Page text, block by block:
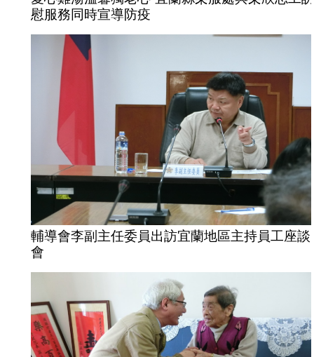
慰服務同時宣導防疫
輔導會李副主任委員出訪宜蘭地區主持員工座談
會